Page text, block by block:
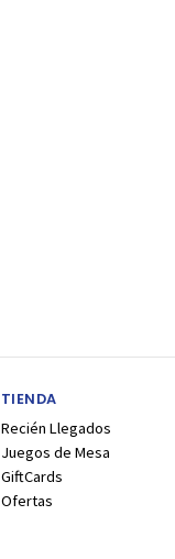
TIENDA
Recién Llegados
Juegos de Mesa
GiftCards
Ofertas